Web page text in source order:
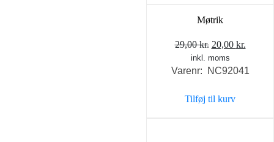
Møtrik
29,00kr. Den
oprindelige
pris
29,00 kr..
20,00 kr.
pris
inkl. moms
Varenr: NC92041
Tilføj til kurv